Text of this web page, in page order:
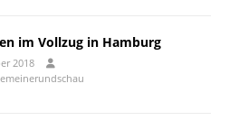
im Vollzug in Hamburg
2018